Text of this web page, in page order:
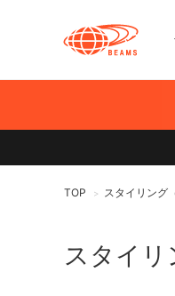
TOP > スタイリング
スタイリ